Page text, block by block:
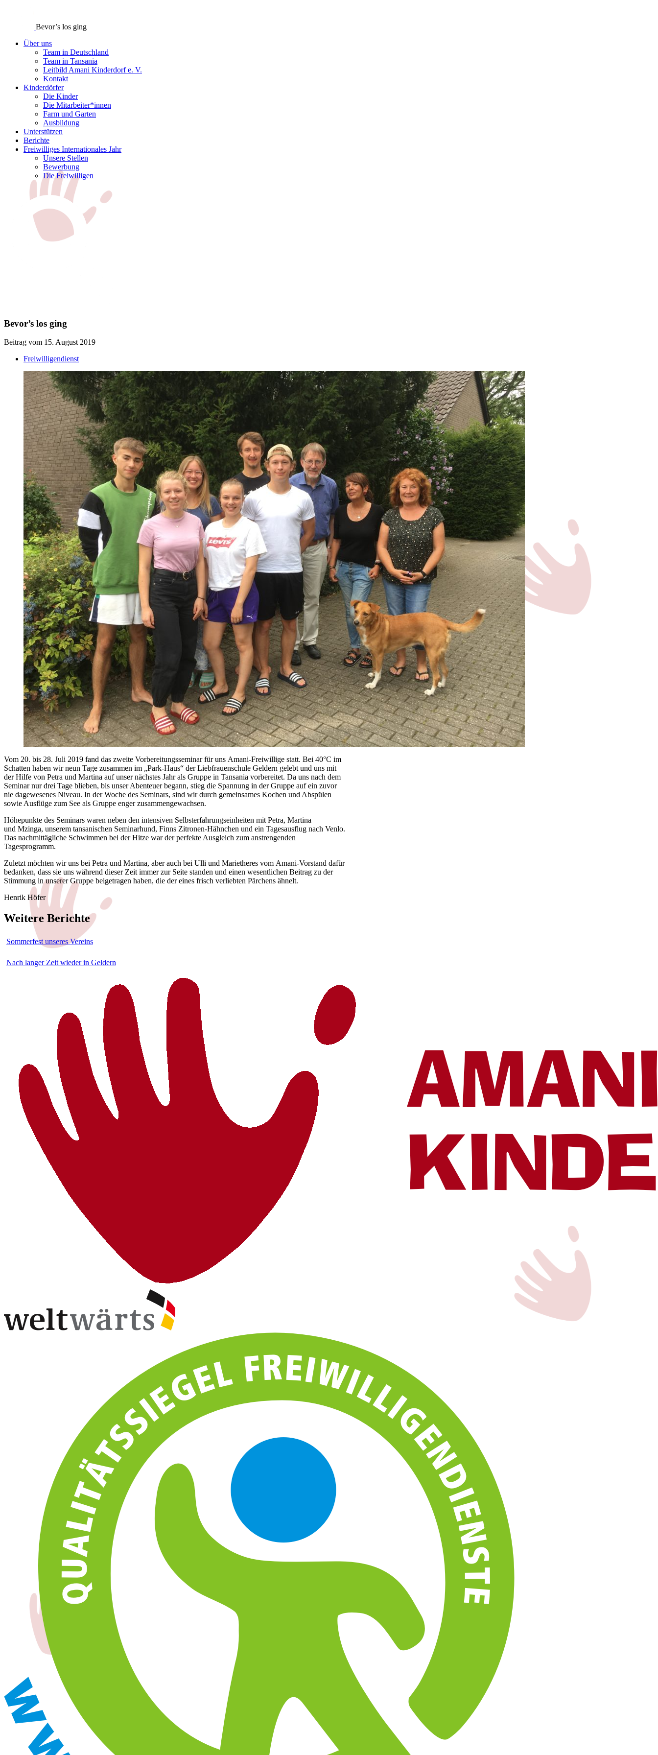
Bevor’s los ging
Über uns
Team in Deutschland
Team in Tansania
Leitbild Amani Kinderdorf e. V.
Kontakt
Kinderdörfer
Die Kinder
Die Mitarbeiter*innen
Farm und Garten
Ausbildung
Unterstützen
Berichte
Freiwilliges Internationales Jahr
Unsere Stellen
Bewerbung
Die Freiwilligen
Bevor’s los ging
Beitrag vom 15. August 2019
Freiwilligendienst
Vom 20. bis 28. Juli 2019 fand das zweite Vorbereitungsseminar für uns Amani-Freiwillige statt. Bei 40°C im
Schatten haben wir neun Tage zusammen im „Park-Haus“ der Liebfrauenschule Geldern gelebt und uns mit
der Hilfe von Petra und Martina auf unser nächstes Jahr als Gruppe in Tansania vorbereitet. Da uns nach dem
Seminar nur drei Tage blieben, bis unser Abenteuer begann, stieg die Spannung in der Gruppe auf ein zuvor
nie dagewesenes Niveau. In der Woche des Seminars, sind wir durch gemeinsames Kochen und Abspülen
sowie Ausflüge zum See als Gruppe enger zusammengewachsen.
Höhepunkte des Seminars waren neben den intensiven Selbsterfahrungseinheiten mit Petra, Martina
und Mzinga, unserem tansanischen Seminarhund, Finns Zitronen-Hähnchen und ein Tagesausflug nach Venlo.
Das nachmittägliche Schwimmen bei der Hitze war der perfekte Ausgleich zum anstrengenden
Tagesprogramm.
Zuletzt möchten wir uns bei Petra und Martina, aber auch bei Ulli und Marietheres vom Amani-Vorstand dafür
bedanken, dass sie uns während dieser Zeit immer zur Seite standen und einen wesentlichen Beitrag zu der
Stimmung in unserer Gruppe beigetragen haben, die der eines frisch verliebten Pärchens ähnelt.
Henrik Höfer
Weitere Berichte
Sommerfest unseres Vereins
Nach langer Zeit wieder in Geldern